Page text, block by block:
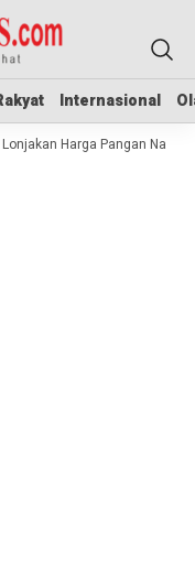
Internasional
Internasional
Harga Pangan Nasional